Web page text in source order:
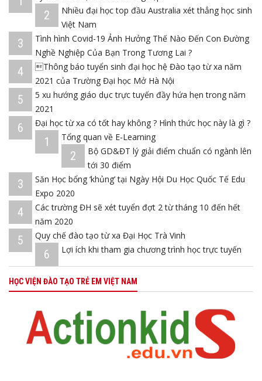
2
Nhiều đại học top đầu Australia xét thẳng học sinh
Việt Nam
3
Tình hình Covid-19 Ảnh Hưởng Thế Nào Đến Con Đường
Nghề Nghiệp Của Bạn Trong Tương Lai ?
4
Thông báo tuyển sinh đại học hệ Đào tạo từ xa năm
2021 của Trường Đại học Mở Hà Nội
5
5 xu hướng giáo dục trực tuyến đầy hứa hẹn trong năm
2021
6 Đại học từ xa có tốt hay không ? Hình thức học này là gì ?
1 Tổng quan về E-Learning
2
Bộ GD&ĐT lý giải điểm chuẩn có ngành lên
tới 30 điểm
3
Săn Học bổng ‘khủng’ tại Ngày Hội Du Học Quốc Tế Edu
Expo 2020
4
Các trường ĐH sẽ xét tuyển đợt 2 từ tháng 10 đến hết
năm 2020
5 Quy chế đào tạo từ xa Đại Học Trà Vinh
6 Lợi ích khi tham gia chương trình học trực tuyến
HỌC VIỆN ĐÀO TẠO TRẺ EM VIỆT NAM